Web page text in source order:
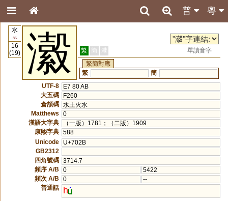
粵
普
水
85
16
(19)
瀫 繁 簡 港
單讀音字
繁簡對應
繁
簡
UTF-8
E7 80 AB
大五碼
F260
倉頡碼 水土火水
Matthews
0
漢語大字典
（一版）1781；（二版）1909
康熙字典 588
Unicode
U+702B
GB2312
四角號碼 3714.7
頻序 A/B
0
5422
頻次 A/B
0
--
普通話
h